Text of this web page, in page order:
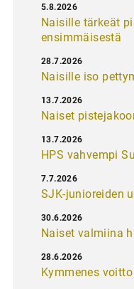
Naisille tärkeät
ensimmäisestä
5.8.2026
Naisille iso
28.7.2026
Naiset
13.7.2026
HPS vahvempi
13.7.2026
SJK-junioreiden
7.7.2026
Naiset valmiina
30.6.2026
Kymmenes
28.6.2026